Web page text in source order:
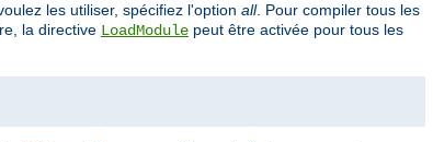
les utiliser, spécifiez l'option all. Pour compiler tous les
la directive LoadModule peut être activée pour tous les